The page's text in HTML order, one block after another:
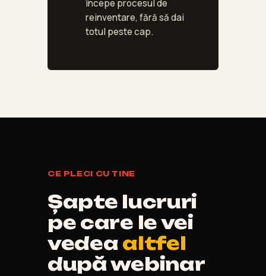
începe procesul de
reinventare, fără să dai
totul peste cap.
CE PLECI CU TINE
Șapte lucruri
pe care le vei
vedea altfel
după webinar